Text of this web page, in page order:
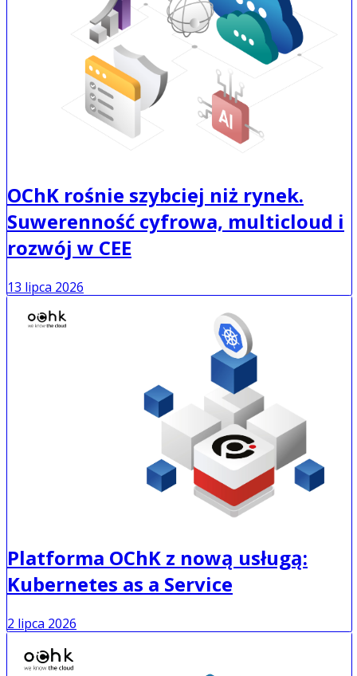
OChK rośnie szybciej niż rynek.
Suwerenność cyfrowa, multicloud i
rozwój w CEE
13 lipca 2026
Platforma OChK z nową usługą:
Kubernetes as a Service
2 lipca 2026